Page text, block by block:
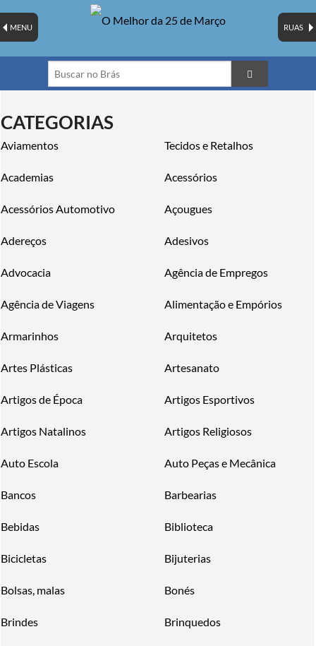
RUAS
MENU
CATEGORIAS
Aviamentos Tecidos e Retalhos
Academias Acessórios
Acessórios Automotivo Açougues
Adereços Adesivos
Advocacia Agência de Empregos
Agência de Viagens Alimentação e Empórios
Armarinhos Arquitetos
Artes Plásticas Artesanato
Artigos de Época Artigos Esportivos
Artigos Natalinos Artigos Religiosos
Auto Escola Auto Peças e Mecânica
Bancos Barbearias
Bebidas Biblioteca
Bicicletas Bijuterias
Bolsas, malas Bonés
Brindes Brinquedos